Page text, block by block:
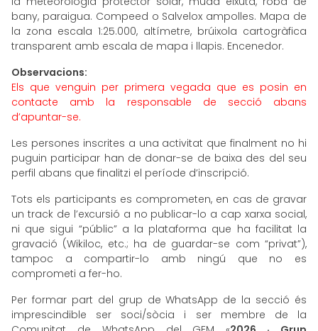
bany, paraigua. Compeed o Salvelox ampolles. Mapa de
la zona escala 1:25.000, altímetre, brúixola cartogràfica
transparent amb escala de mapa i llapis. Encenedor.
Observacions:
Els que venguin per primera vegada que es posin en
contacte amb la responsable de secció abans
d’apuntar-se.
Les persones inscrites a una activitat que finalment no hi
puguin participar han de donar-se de baixa des del seu
perfil abans que finalitzi el període d’inscripció.
Tots els participants es comprometen, en cas de gravar
un track de l’excursió a no publicar-lo a cap xarxa social,
ni que sigui “públic” a la plataforma que ha facilitat la
gravació (Wikiloc, etc.; ha de guardar-se com “privat”),
tampoc a compartir-lo amb ningú que no es
comprometi a fer-ho.
Per formar part del grup de WhatsApp de la secció és
imprescindible ser soci/sòcia i ser membre de la